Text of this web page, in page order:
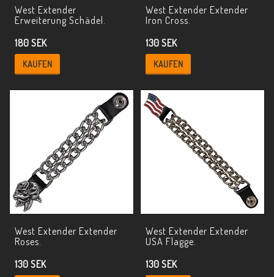
West Extender
Erweiterung Schädel.
180 SEK
KAUFEN
West Extender Extender
Iron Cross.
130 SEK
KAUFEN
West Extender Extender
Roses.
130 SEK
West Extender Extender
USA Flagge.
130 SEK